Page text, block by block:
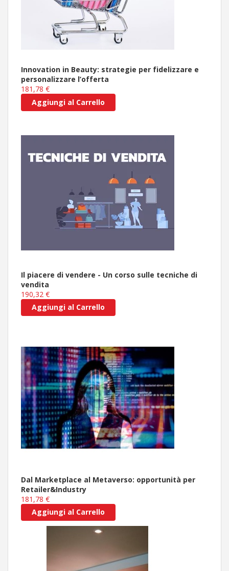
Innovation in Beauty: strategie per fidelizzare e
personalizzare l’offerta
181,78 €
Aggiungi al Carrello
Il piacere di vendere - Un corso sulle tecniche di
vendita
190,32 €
Aggiungi al Carrello
Dal Marketplace al Metaverso: opportunità per
Retailer&Industry
181,78 €
Aggiungi al Carrello